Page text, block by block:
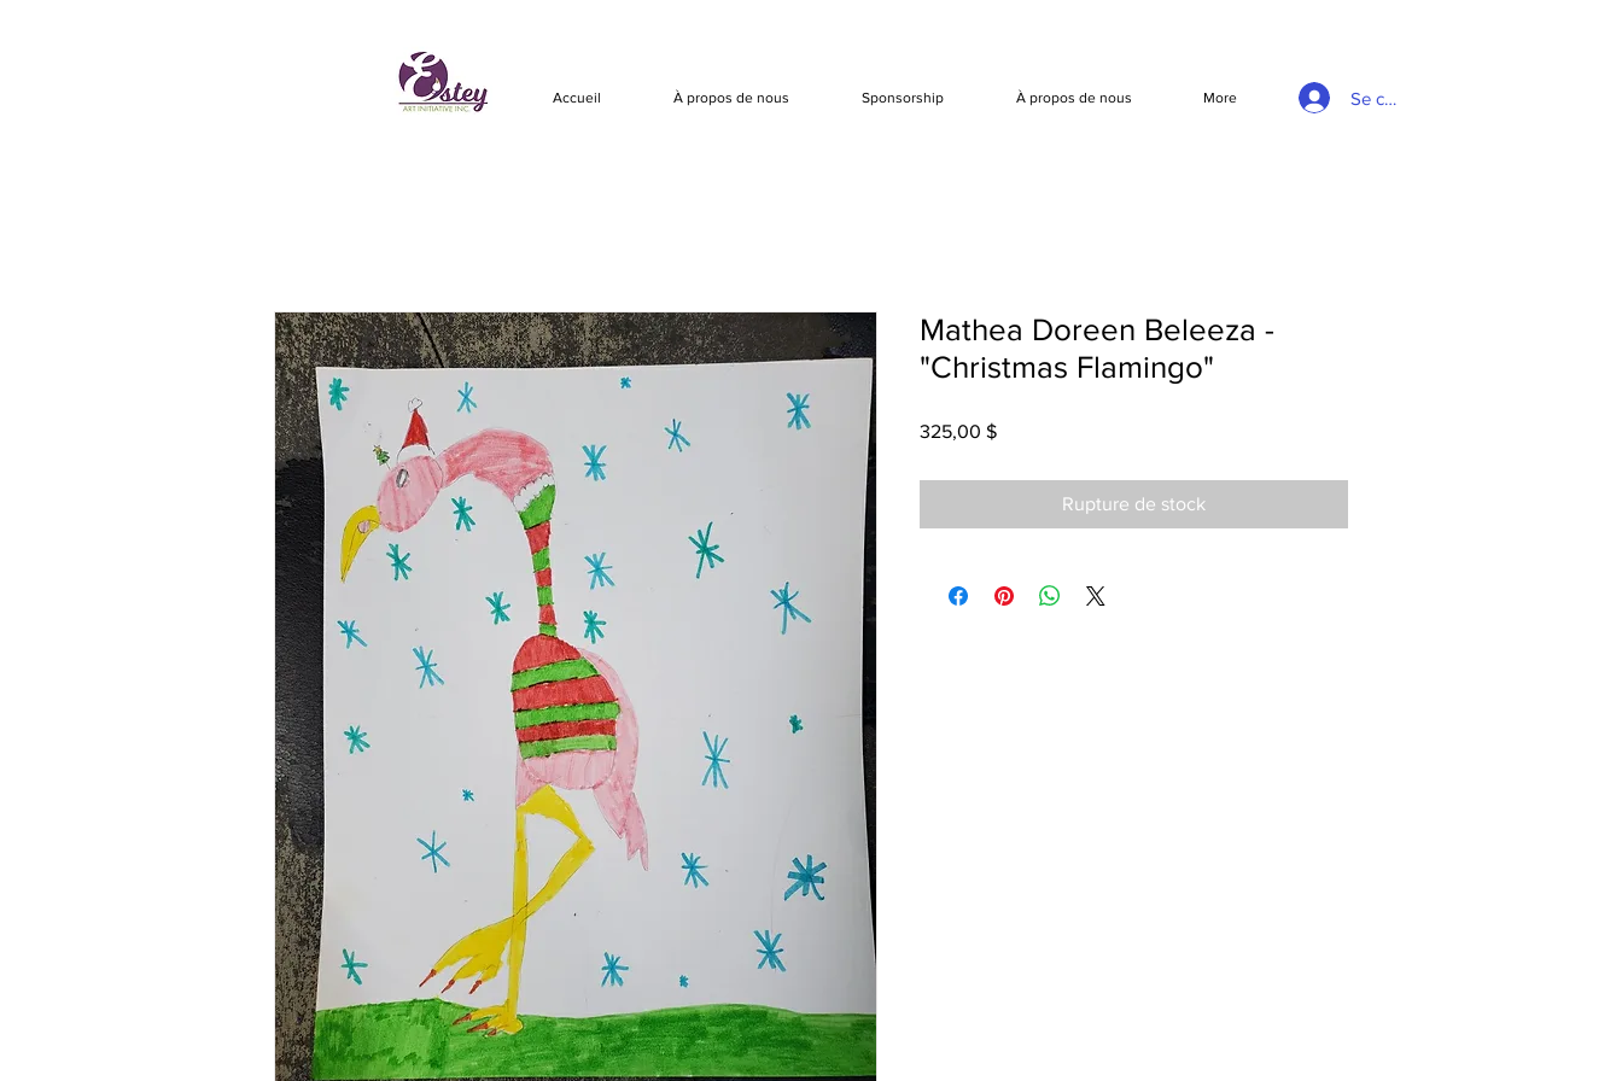
Accueil À propos de nous Sponsorship À propos de nous More Se connecter
Mathea Doreen Beleeza -
"Christmas Flamingo"
325,00 $Prix
Rupture de stock